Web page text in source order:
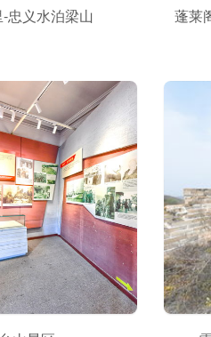
-忠义水泊梁山 蓬莱